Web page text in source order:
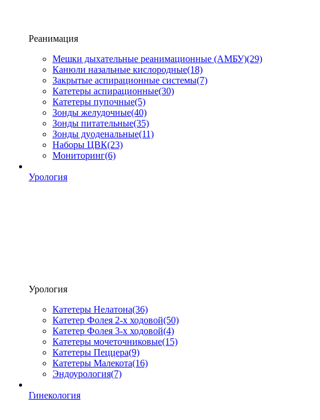
Реанимация
Мешки дыхательные реанимационные (АМБУ)(29)
Канюли назальные кислородные(18)
Закрытые аспирационные системы(7)
Катетеры аспирационные(30)
Катетеры пупочные(5)
Зонды желудочные(40)
Зонды питательные(35)
Зонды дуоденальные(11)
Наборы ЦВК(23)
Мониторинг(6)
Урология
Урология
Катетеры Нелатона(36)
Катетер Фолея 2-х ходовой(50)
Катетер Фолея 3-х ходовой(4)
Катетеры мочеточниковые(15)
Катетеры Пеццера(9)
Катетеры Малекота(16)
Эндоурология(7)
Гинекология